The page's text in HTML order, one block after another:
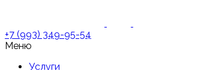
+7 (993) 349-95-54
Меню
Услуги